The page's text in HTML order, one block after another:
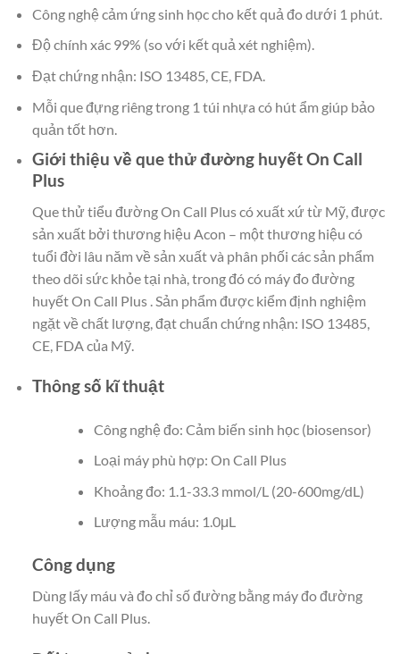
Công nghệ cảm ứng sinh học cho kết quả đo dưới 1 phút.
Độ chính xác 99% (so với kết quả xét nghiệm).
Đạt chứng nhận: ISO 13485, CE, FDA.
Mỗi que đựng riêng trong 1 túi nhựa có hút ẩm giúp bảo
quản tốt hơn.
Giới thiệu về que thử đường huyết On Call
Plus
Que thử tiểu đường On Call Plus có xuất xứ từ Mỹ, được
sản xuất bởi thương hiệu Acon – một thương hiệu có
tuổi đời lâu năm về sản xuất và phân phối các sản phẩm
theo dõi sức khỏe tại nhà, trong đó có máy đo đường
huyết On Call Plus . Sản phẩm được kiểm định nghiệm
ngặt về chất lượng, đạt chuẩn chứng nhận: ISO 13485,
CE, FDA của Mỹ.
Thông số kĩ thuật
Công nghệ đo: Cảm biến sinh học (biosensor)
Loại máy phù hợp: On Call Plus
Khoảng đo: 1.1-33.3 mmol/L (20-600mg/dL)
Lượng mẫu máu: 1.0μL
Công dụng
Dùng lấy máu và đo chỉ số đường bằng máy đo đường
huyết On Call Plus.